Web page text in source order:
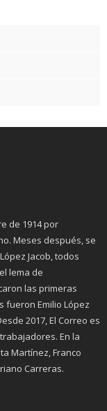
de 1914 por
Meses después, se
Jacob, todos
lema de
las primeras
fueron Emilio López
2017, El Correo es
En la
Martínez, Franco
Carreras.